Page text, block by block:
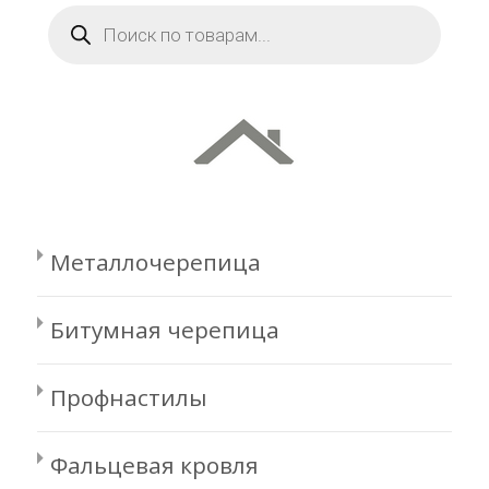
товаров
Металлочерепица
Битумная черепица
Профнастилы
Фальцевая кровля